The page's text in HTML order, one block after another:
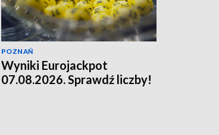
POZNAŃ
Wyniki Eurojackpot
07.08.2026. Sprawdź liczby!